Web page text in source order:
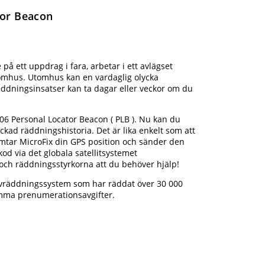
Beacon
ett uppdrag i fara, arbetar i ett avlägset
Utomhus kan en vardaglig olycka
kan ta dagar eller veckor om du
Personal Locator Beacon ( PLB ). Nu kan du
räddningshistoria. Det är lika enkelt som att
MicroFix din GPS position och sänder den
via det globala satellitsystemet
och räddningsstyrkorna att du behöver hjälp!
som har räddat över 30 000
prenumerationsavgifter.